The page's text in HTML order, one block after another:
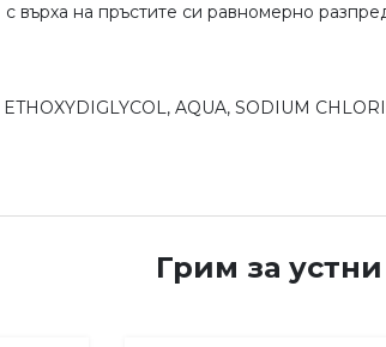
върха на пръстите си равномерно
AQUA, SODIUM
Грим за устни